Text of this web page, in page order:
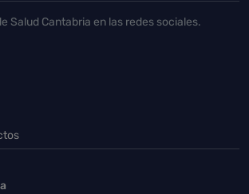
Salud Cantabria en las redes sociales.